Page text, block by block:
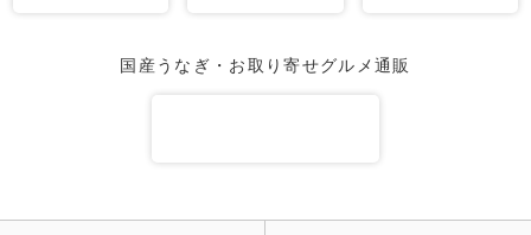
国産うなぎ・お取り寄せグルメ通販